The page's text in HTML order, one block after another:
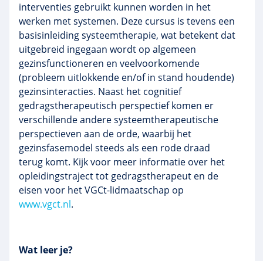
interventies gebruikt kunnen worden in het
werken met systemen. Deze cursus is tevens een
basisinleiding systeemtherapie, wat betekent dat
uitgebreid ingegaan wordt op algemeen
gezinsfunctioneren en veelvoorkomende
(probleem uitlokkende en/of in stand houdende)
gezinsinteracties. Naast het cognitief
gedragstherapeutisch perspectief komen er
verschillende andere systeemtherapeutische
perspectieven aan de orde, waarbij het
gezinsfasemodel steeds als een rode draad
terug komt. Kijk voor meer informatie over het
opleidingstraject tot gedragstherapeut en de
eisen voor het VGCt-lidmaatschap op
www.vgct.nl.
Wat leer je?